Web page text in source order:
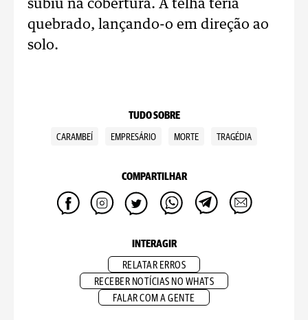
subiu na cobertura. A telha teria
quebrado, lançando-o em direção ao
solo.
TUDO SOBRE
CARAMBEÍ EMPRESÁRIO MORTE TRAGÉDIA
COMPARTILHAR
INTERAGIR
RELATAR ERROS
RECEBER NOTÍCIAS NO WHATS
FALAR COM A GENTE